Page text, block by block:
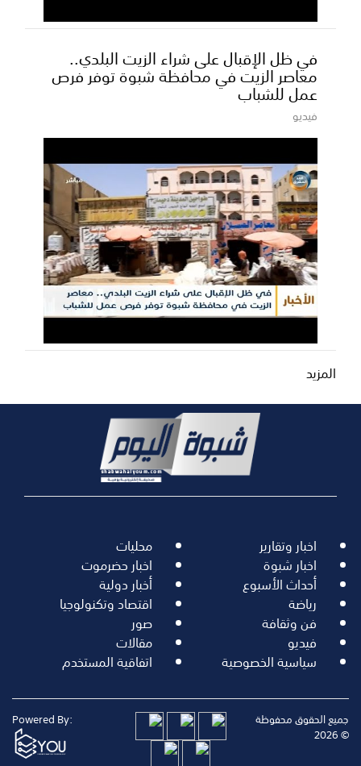
في ظل الإقبال على شراء الزيت البلدي..
معاصر الزيت في محافظة شبوة توفر فرص
عمل للشباب
فيديو
المزيد
اخبار وتقارير محليات
اخبار شبوة اخبار حضرموت
أحداث الأسبوع أخبار دولية
رياضة اقتصاد وتكنولوجيا
فن وثقافة صور
فيديو مقالات
سياسية الخصوصية اتفاقية المستخدم
جميع الحقوق محفوظة
© 2026
Powered By: